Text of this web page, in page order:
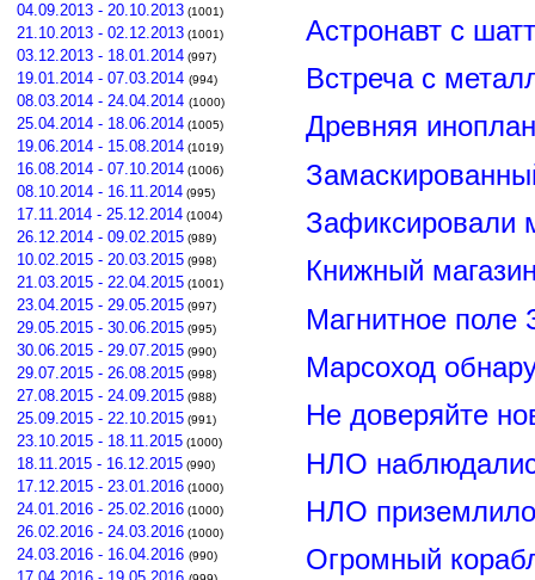
04.09.2013 - 20.10.2013 (1001)
21.10.2013 - 02.12.2013 (1001)
03.12.2013 - 18.01.2014 (997)
19.01.2014 - 07.03.2014 (994)
08.03.2014 - 24.04.2014 (1000)
25.04.2014 - 18.06.2014 (1005)
19.06.2014 - 15.08.2014 (1019)
16.08.2014 - 07.10.2014 (1006)
08.10.2014 - 16.11.2014 (995)
17.11.2014 - 25.12.2014 (1004)
26.12.2014 - 09.02.2015 (989)
10.02.2015 - 20.03.2015 (998)
21.03.2015 - 22.04.2015 (1001)
23.04.2015 - 29.05.2015 (997)
29.05.2015 - 30.06.2015 (995)
30.06.2015 - 29.07.2015 (990)
29.07.2015 - 26.08.2015 (998)
27.08.2015 - 24.09.2015 (988)
25.09.2015 - 22.10.2015 (991)
23.10.2015 - 18.11.2015 (1000)
18.11.2015 - 16.12.2015 (990)
17.12.2015 - 23.01.2016 (1000)
24.01.2016 - 25.02.2016 (1000)
26.02.2016 - 24.03.2016 (1000)
24.03.2016 - 16.04.2016 (990)
Астронавт с
Встреча с
Древняя
Зафиксировали
Книжный
Магнитное поле
Марсоход
Не доверяйте
НЛО
НЛО
Огромный